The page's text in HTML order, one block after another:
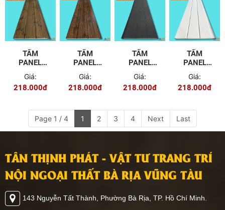
TẤM
PANEL
NGOÀI
TRỜI
TTP04
Giá:
218.000đ
TẤM
PANEL
NGOÀI
TRỜI
TTP03
Giá:
218.000đ
TẤM
PANEL
NGOÀI
TRỜI
TTP02
Giá:
218.000đ
TẤM
PANEL
NGOÀI
TRỜI
TTP01
Giá:
218.000đ
Page 1 / 4 1 2 3 4 Next Last
TÂN THỊNH PHÁT - VẬT TƯ TRANG TRÍ
NỘI NGOẠI THẤT BÀ RỊA VŨNG TÀU
143 Nguyễn Tất Thành, Phường Bà Rịa, TP. Hồ Chí Minh.